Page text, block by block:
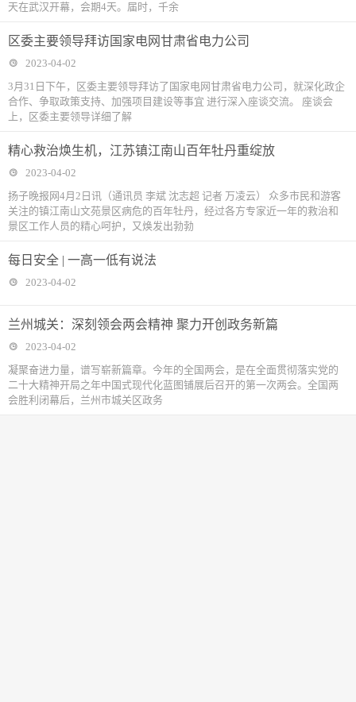
天在武汉开幕，会期4天。届时，千余
区委主要领导拜访国家电网甘肃省电力公司
2023-04-02
3月31日下午，区委主要领导拜访了国家电网甘肃省电力公司，就深化政企
合作、争取政策支持、加强项目建设等事宜 进行深入座谈交流。 座谈会
上，区委主要领导详细了解
精心救治焕生机，江苏镇江南山百年牡丹重绽放
2023-04-02
扬子晚报网4月2日讯（通讯员 李斌 沈志超 记者 万凌云） 众多市民和游客
关注的镇江南山文苑景区病危的百年牡丹，经过各方专家近一年的救治和
景区工作人员的精心呵护，又焕发出勃勃
每日安全 | 一高一低有说法
2023-04-02
兰州城关：深刻领会两会精神 聚力开创政务新篇
2023-04-02
凝聚奋进力量，谱写崭新篇章。今年的全国两会，是在全面贯彻落实党的
二十大精神开局之年中国式现代化蓝图铺展后召开的第一次两会。全国两
会胜利闭幕后，兰州市城关区政务